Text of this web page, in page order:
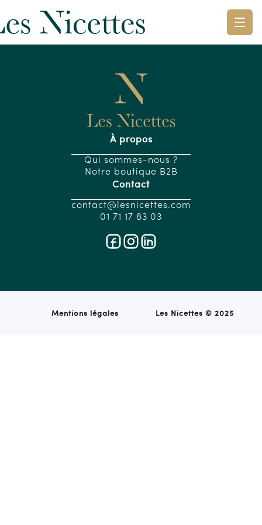
À propos
Qui sommes-nous ?
Notre boutique B2B
Contact
contact@lesnicettes.com
01 71 17 83 03
Mentions légales Les Nicettes ©2025